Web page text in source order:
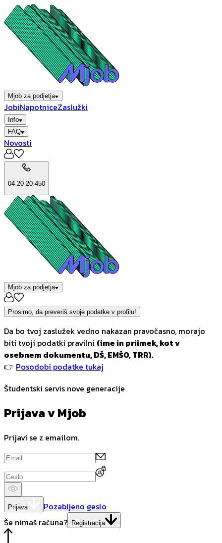
Mjob za podjetja
JobiNapotniceZaslužki
Info
FAQ
Novosti
04 20 20 450
Mjob za podjetja
Prosimo, da preveriš svoje podatke v profilu!
Da bo tvoj zaslužek vedno nakazan pravočasno, morajo
biti tvoji podatki pravilni (ime in priimek, kot v
osebnem dokumentu, DŠ, EMŠO, TRR).
👉 Posodobi podatke tukaj
Študentski servis nove generacije
Prijava v Mjob
Prijavi se z emailom.
Prijava
Pozabljeno geslo
Še nimaš računa? Registracija